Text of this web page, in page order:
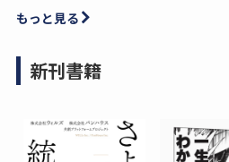
もっと見る
新刊書籍